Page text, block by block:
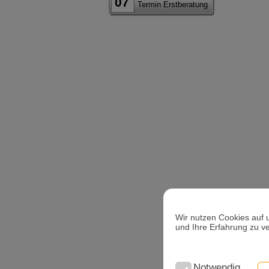
Wir nutzen Cookies auf
und Ihre Erfahrung zu
Termin Erstberatung